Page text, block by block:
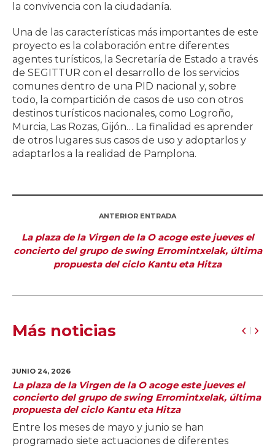
la convivencia con la ciudadanía.
Una de las características más importantes de este
proyecto es la colaboración entre diferentes
agentes turísticos, la Secretaría de Estado a través
de SEGITTUR con el desarrollo de los servicios
comunes dentro de una PID nacional y, sobre
todo, la compartición de casos de uso con otros
destinos turísticos nacionales, como Logroño,
Murcia, Las Rozas, Gijón… La finalidad es aprender
de otros lugares sus casos de uso y adoptarlos y
adaptarlos a la realidad de Pamplona.
ANTERIOR ENTRADA
La plaza de la Virgen de la O acoge este jueves el
concierto del grupo de swing Erromintxelak, última
propuesta del ciclo Kantu eta Hitza
Más noticias
JUNIO 24, 2026
La plaza de la Virgen de la O acoge este jueves el
concierto del grupo de swing Erromintxelak, última
propuesta del ciclo Kantu eta Hitza
Entre los meses de mayo y junio se han
programado siete actuaciones de diferentes